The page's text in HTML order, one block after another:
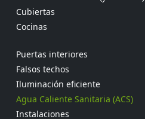
Cubiertas
Cocinas
Puertas interiores
Falsos techos
Iluminación eficiente
Agua Caliente Sanitaria (ACS)
Instalaciones